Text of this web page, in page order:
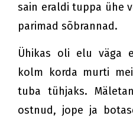
sain eraldi tuppa ühe
parimad sõbrannad.
Ühikas oli elu väga
kolm korda murti
tuba tühjaks.
ostnud, jope ja